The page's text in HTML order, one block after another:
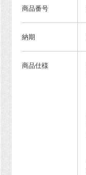
商品番号
納期
商品仕様